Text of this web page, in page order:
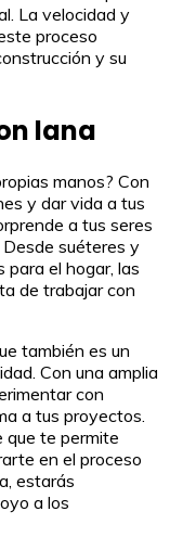
La velocidad y
proceso
y su
lana
manos? Con
y dar vida a tus
a tus seres
Desde suéteres y
el hogar, las
de trabajar con
también es un
Con una amplia
con
a tus proyectos.
que te permite
en el proceso
estarás
a los